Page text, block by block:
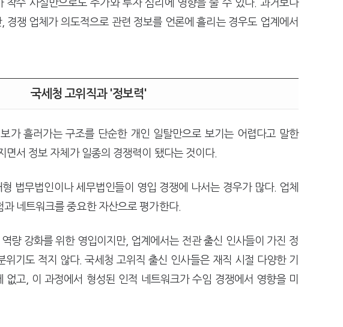
착수 사실만으로도 주가와 투자 심리에 영향을 줄 수 있다. 과거보다
경쟁 업체가 의도적으로 관련 정보를 언론에 흘리는 경우도 업계에서
국세청 고위직과 '정보력'
가 흘러가는 구조를 단순한 개인 일탈만으로 보기는 어렵다고 말한
면서 정보 자체가 일종의 경쟁력이 됐다는 것이다.
법무법인이나 세무법인들이 영입 경쟁에 나서는 경우가 많다. 업체
네트워크를 중요한 자산으로 평가한다.
량 강화를 위한 영입이지만, 업계에서는 전관 출신 인사들이 가진 정
기도 적지 않다. 국세청 고위직 출신 인사들은 재직 시절 다양한 기
없고, 이 과정에서 형성된 인적 네트워크가 수임 경쟁에서 영향을 미